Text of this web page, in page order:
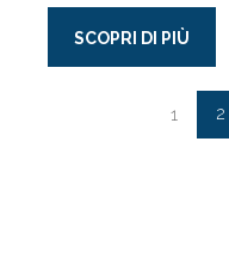
SCOPRI DI PIÙ
1 2